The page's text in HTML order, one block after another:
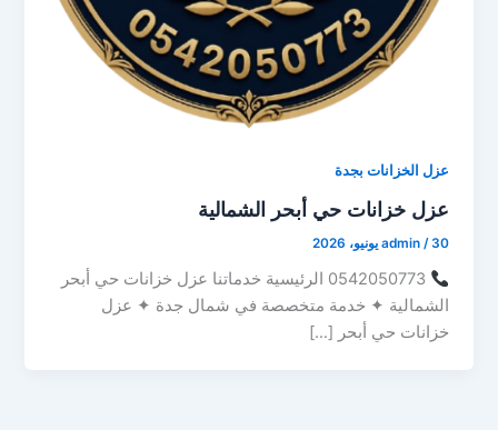
عزل الخزانات بجدة
عزل خزانات حي أبحر الشمالية
admin /30 يونيو، 2026
0542050773 الرئيسية خدماتنا عزل خزانات حي أبحر
الشمالية ✦ خدمة متخصصة في شمال جدة ✦ عزل
خزانات حي أبحر […]